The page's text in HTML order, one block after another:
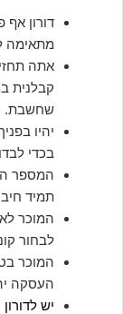
דורון
מתאימה
אתה
קבלנית
שחשבת.
יהיו
בכדי
המספר
תמיד
המוכר
לבחור
המוכר
העסקה
יש